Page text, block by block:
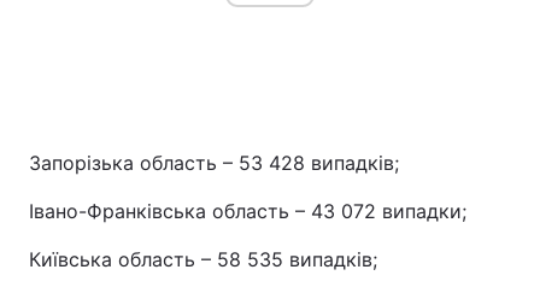
Запорізька область – 53 428 випадків;
Івано-Франківська область – 43 072 випадки;
Київська область – 58 535 випадків;